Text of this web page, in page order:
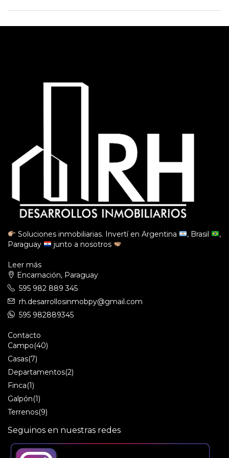
Soluciones inmobiliarias. Invertí en Argentina , Brasil
,
Paraguay
junto a nosotros
Leer más
Encarnación, Paraguay
595 982 889 345
rh.desarrollosinmobpy@gmail.com
595 982889345
Contacto
Campo(40)
Casas(7)
Departamentos(2)
Finca(1)
Galpón(1)
Terrenos(9)
Seguinos en nuestras redes